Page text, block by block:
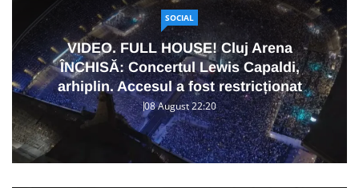
SOCIAL
VIDEO. FULL HOUSE! Cluj Arena
ÎNCHISĂ: Concertul Lewis Capaldi,
arhiplin. Accesul a fost restricționat
08 August 22:20